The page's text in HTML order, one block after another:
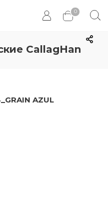
0
CallagHan
AZUL